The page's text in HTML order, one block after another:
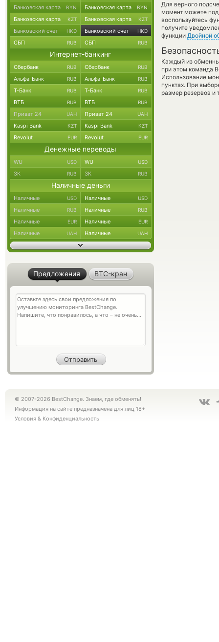
Для верного
момент можете
воспользуйтесь
получите
функции Двойной
Каждый из
при этом команда
Использование
пунктах. При
размер резервов и
Банковская карта BYN Банковская карта BYN
Банковская карта KZT Банковская карта KZT
Банковский счет HKD Банковский счет HKD
СБП RUB СБП RUB
Интернет-банкинг
Сбербанк RUB Сбербанк RUB
Альфа-Банк RUB Альфа-Банк RUB
Т-Банк RUB Т-Банк RUB
ВТБ RUB ВТБ RUB
Приват 24 UAH Приват 24 UAH
Kaspi Bank KZT Kaspi Bank KZT
Revolut EUR Revolut EUR
Денежные переводы
WU USD WU USD
ЗК RUB ЗК RUB
Наличные деньги
Наличные USD Наличные USD
Наличные RUB Наличные RUB
Наличные EUR Наличные EUR
Наличные UAH Наличные UAH
Предложения BTC-кран
© 2007-2026 BestChange. Знаем, где обменять!
Информация на сайте предназначена для лиц 18+
Условия & Конфиденциальность